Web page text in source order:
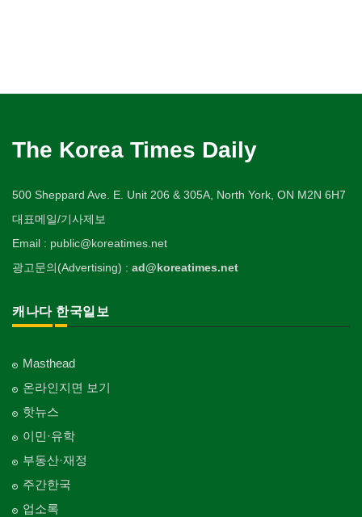
The Korea Times Daily
500 Sheppard Ave. E. Unit 206 & 305A, North York, ON M2N 6H7
대표메일/기사제보
Email : public@koreatimes.net
광고문의(Advertising) : ad@koreatimes.net
캐나다 한국일보
Masthead
온라인지면 보기
핫뉴스
이민·유학
부동산·재정
주간한국
업소록